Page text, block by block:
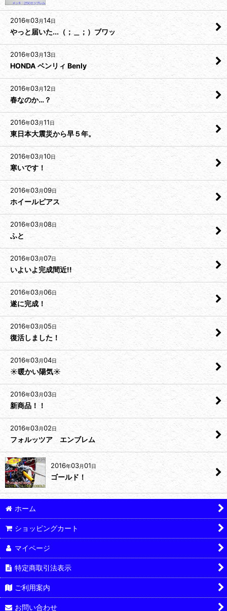
2016年03月14日
やっと届いた...（；＿；）ブワッ
2016年03月13日
HONDA ベンリィ Benly
2016年03月12日
春なのか…？
2016年03月11日
東日本大震災から早５年。
2016年03月10日
寒いです！
2016年03月09日
ホイールピアス
2016年03月08日
ふと
2016年03月07日
いよいよ完成間近!!
2016年03月06日
遂に完成！
2016年03月05日
復活しました！
2016年03月04日
☀暖かい陽気☀
2016年03月03日
新商品！！
2016年03月02日
フォルッツア エンブレム
2016年03月01日
ゴールド！
ホーム
ショッピングカート
マイページ
特定商取引法表示
ご利用案内
お問い合わせ